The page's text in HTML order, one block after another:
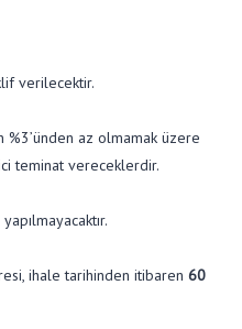
verilecektir.
az olmamak üzere
teminat vereceklerdir.
ihale tarihinden itibaren 60